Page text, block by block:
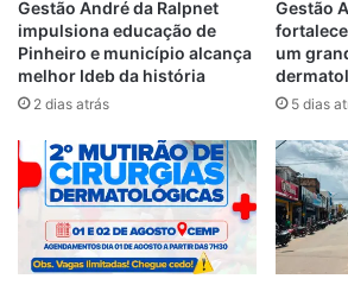
Gestão André da Ralpnet
impulsiona educação de
Pinheiro e município alcança
melhor Ideb da história
2 dias atrás
Gestão
um
5 dias